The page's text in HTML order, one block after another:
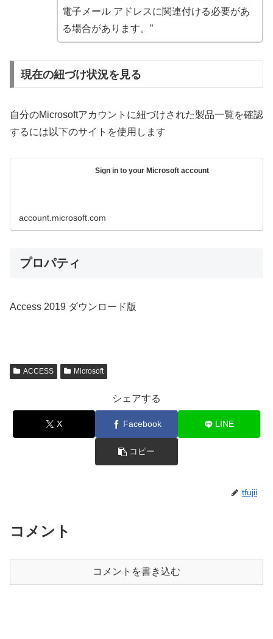
電子メール アドレスに関連付ける必要があ
る場合があります。”
現在の紐づけ状況を見る
自分のMicrosoftアカウントに紐づけされた製品一覧を確認
するには以下のサイトを使用します
Sign in to your Microsoft account
account.microsoft.com
プロパティ
Access 2019 ダウンロード版
ACCESS Microsoft
シェアする
X Facebook LINE
コピー
tfujii
コメント
コメントを書き込む